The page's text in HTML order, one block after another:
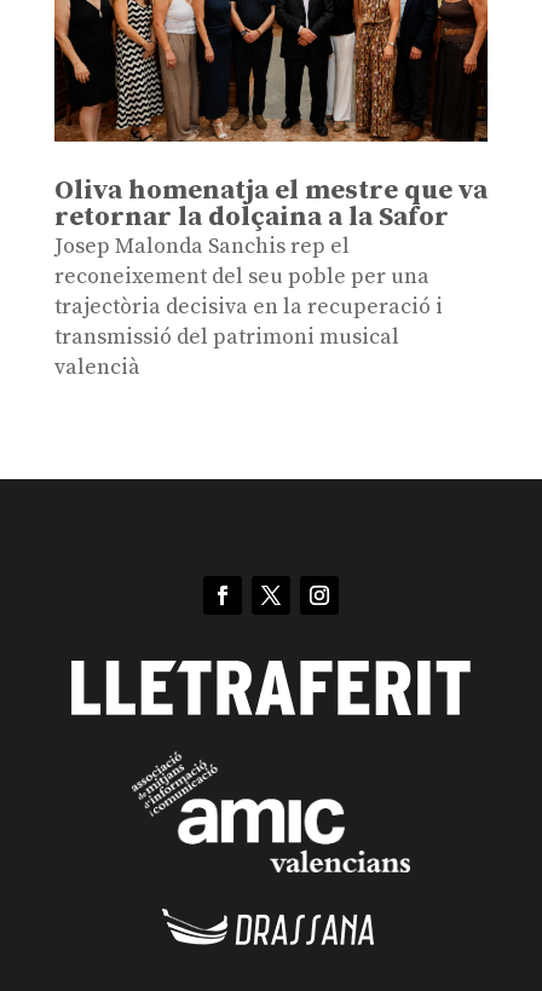
Oliva homenatja el mestre que va
retornar la dolçaina a la Safor
Josep Malonda Sanchis rep el
reconeixement del seu poble per una
trajectòria decisiva en la recuperació i
transmissió del patrimoni musical
valencià